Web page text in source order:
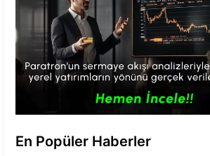
En Popüler Haberler